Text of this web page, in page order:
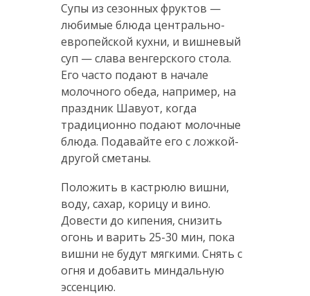
Супы из сезонных фруктов —
любимые блюда центрально-
европейской кухни, и вишневый
суп — слава венгерского стола.
Его часто подают в начале
молочного обеда, например, на
праздник Шавуот, когда
традиционно подают молочные
блюда. Подавайте его с ложкой-
другой сметаны.
Положить в кастрюлю вишни,
воду, сахар, корицу и вино.
Довести до кипения, снизить
огонь и варить 25-30 мин, пока
вишни не будут мягкими. Снять с
огня и добавить миндальную
эссенцию.